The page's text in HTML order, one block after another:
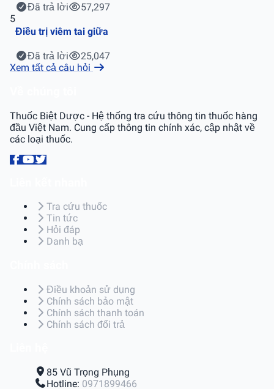
Đã trả lời
57,297
5
Điều trị viêm tai giữa
Đã trả lời
25,047
Xem tất cả câu hỏi
Thuốc Biệt Dược - Hệ thống tra cứu thông tin thuốc hàng
đầu Việt Nam. Cung cấp thông tin chính xác, cập nhật về
các loại thuốc.
Tra cứu thuốc
Tin tức
Hỏi đáp
Danh bạ
Điều khoản sử dụng
Chính sách bảo mật
Chính sách thanh toán
Chính sách đổi trả
85 Vũ Trọng Phụng
Hotline: 0971899466